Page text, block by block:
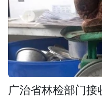
广治省林检部门接